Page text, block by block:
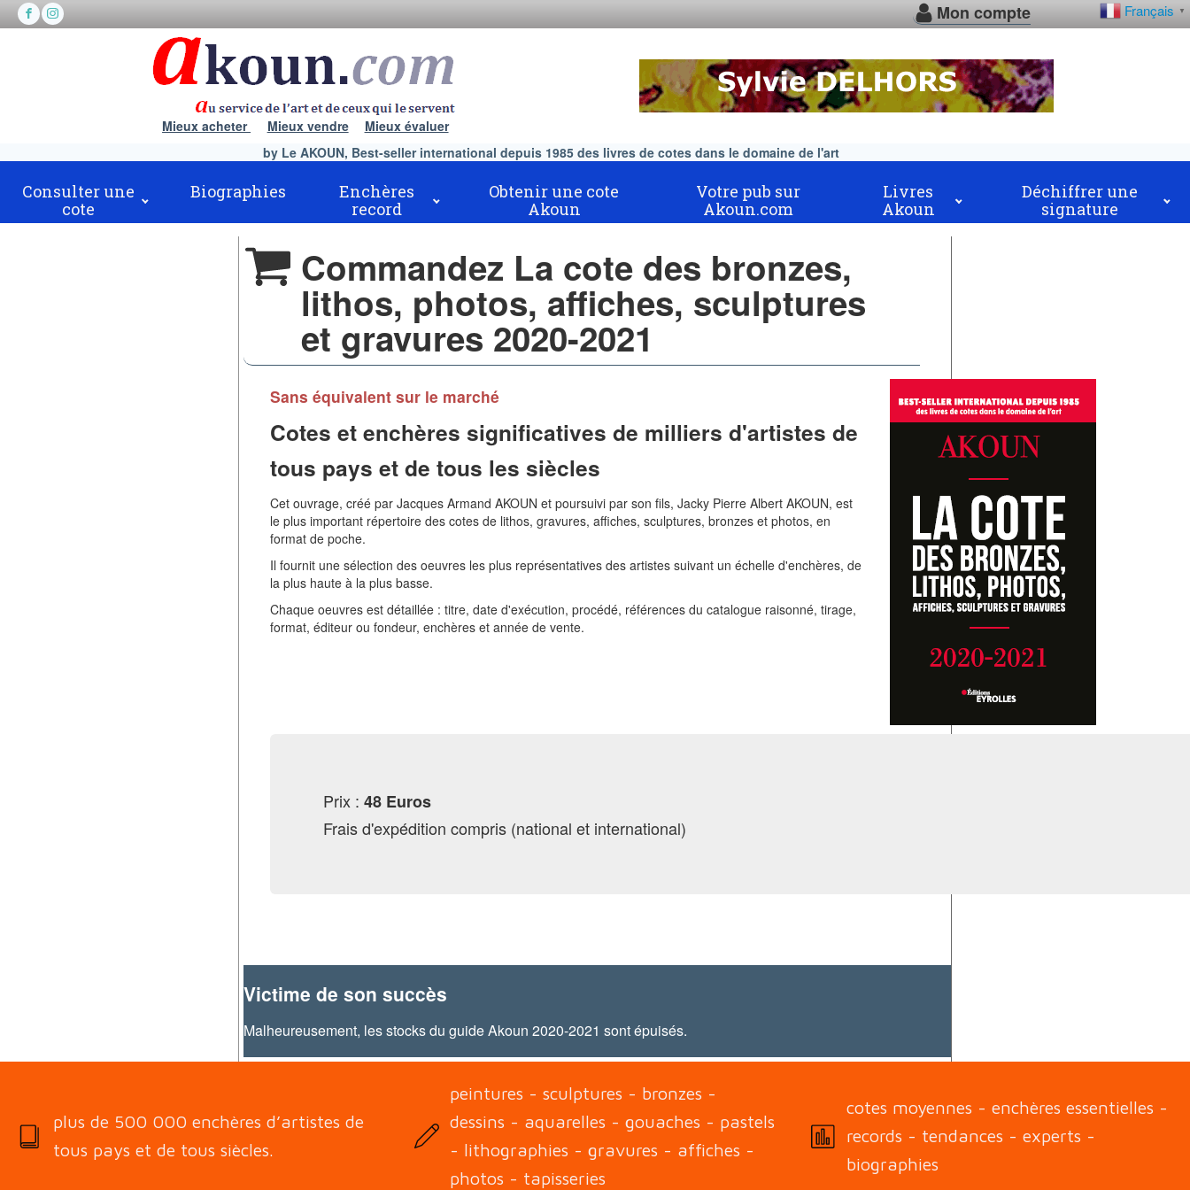
Français ▼
Mon compte
Mieux acheter Mieux vendre
Mieux évaluer
by Le AKOUN, Best-seller international depuis 1985 des livres de cotes dans le domaine de l'art
Consulter une
cote
Biographies
Enchères
record
Obtenir une cote
Akoun
Votre pub sur
Akoun.com
Livres
Akoun
Déchiffrer une
signature
Commandez La cote des bronzes,
lithos, photos, affiches, sculptures
et gravures 2020-2021
Sans équivalent sur le marché
Cotes et enchères significatives de milliers d'artistes de
tous pays et de tous les siècles
Cet ouvrage, créé par Jacques Armand AKOUN et poursuivi par son fils, Jacky Pierre Albert AKOUN, est
le plus important répertoire des cotes de lithos, gravures, affiches, sculptures, bronzes et photos, en
format de poche.
Il fournit une sélection des oeuvres les plus représentatives des artistes suivant un échelle d'enchères, de
la plus haute à la plus basse.
Chaque oeuvres est détaillée : titre, date d'exécution, procédé, références du catalogue raisonné, tirage,
format, éditeur ou fondeur, enchères et année de vente.
Prix : 48 Euros
Frais d'expédition compris (national et international)
Victime de son succès
Malheureusement, les stocks du guide Akoun 2020-2021 sont épuisés.
plus de 500 000 enchères d’artistes de
tous pays et de tous siècles.
peintures - sculptures - bronzes -
dessins - aquarelles - gouaches - pastels
- lithographies - gravures - affiches -
photos - tapisseries
cotes moyennes - enchères essentielles -
records - tendances - experts -
biographies